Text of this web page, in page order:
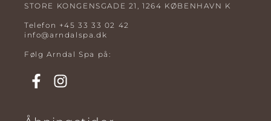
STORE KONGENSGADE 21, 1264 KØBENHAVN K
Telefon +45 33 33 02 42
info@arndalspa.dk
Følg Arndal Spa på: